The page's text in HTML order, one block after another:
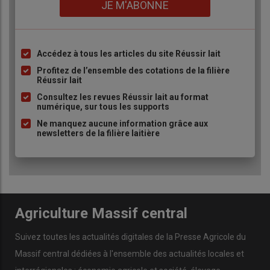
en avril 2026, contre450 € en bio
Cette situation n’est pas propre à notrerégion , ni même à la
France. EnEurope
généralisée des prix. Entre septembre 2025etfévrier 2026
prix du laita chuté de57 € en France, contre
Allemagne. Cela montre à quel point les marchés à l’export
notamment sontvolatils.
privilégier lesProduits de Grande
Consommation (PGC) français
offrent une valorisation stable.
JE M'ABONNE
Liste
à
puce
Accédez à tous les articles du site Réussir lait
Profitez de l’ensemble des cotations de la filière
Réussir lait
Consultez les revues Réussir lait au format
numérique, sur tous les supports
Ne manquez aucune information grâce aux
newsletters de la filière laitière
Agriculture Massif central
Suivez toutes les actualités digitales de la Presse Agricole du
Massif central dédiées à l'ensemble des actualités locales et